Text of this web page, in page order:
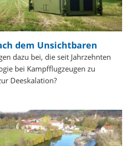
dem Unsichtbaren
dazu bei, die seit Jahrzehnten
bei Kampfflugzeugen zu
Deeskalation?